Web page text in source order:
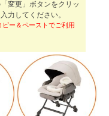
変更」ボタンをクリッ
力してください。
ー＆ペーストでご利用